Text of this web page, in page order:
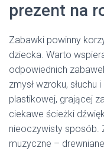
prezent na
Zabawki powinny
dziecka. Warto
odpowiednich
zmysł wzroku, słuchu
plastikowej, grającej
ciekawe ścieżki
nieoczywisty sposób.
muzyczne –